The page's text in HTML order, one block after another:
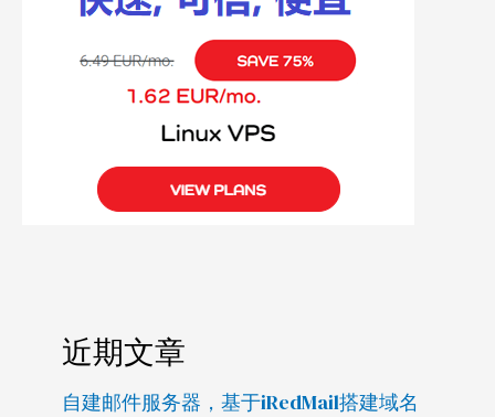
近期文章
自建邮件服务器，基于iRedMail搭建域名